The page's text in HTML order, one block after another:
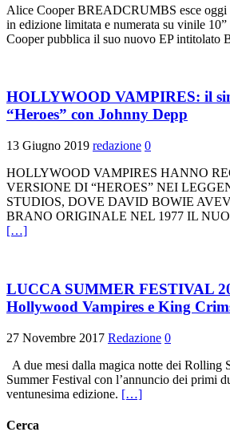
Alice Cooper BREADCRUMBS esce
in edizione limitata e numerata su vinile
Cooper pubblica il suo nuovo EP intitolato
HOLLYWOOD VAMPIRES: il
“Heroes” con Johnny Depp
13 Giugno 2019 redazione 0
HOLLYWOOD VAMPIRES HANNO
VERSIONE DI “HEROES” NEI
STUDIOS, DOVE DAVID BOWIE
BRANO ORIGINALE NEL 1977 IL
[…]
LUCCA SUMMER FESTIVAL
Hollywood Vampires e King
27 Novembre 2017 Redazione 0
A due mesi dalla magica notte dei Rolling
Summer Festival con l’annuncio dei primi
ventunesima edizione. […]
Cerca